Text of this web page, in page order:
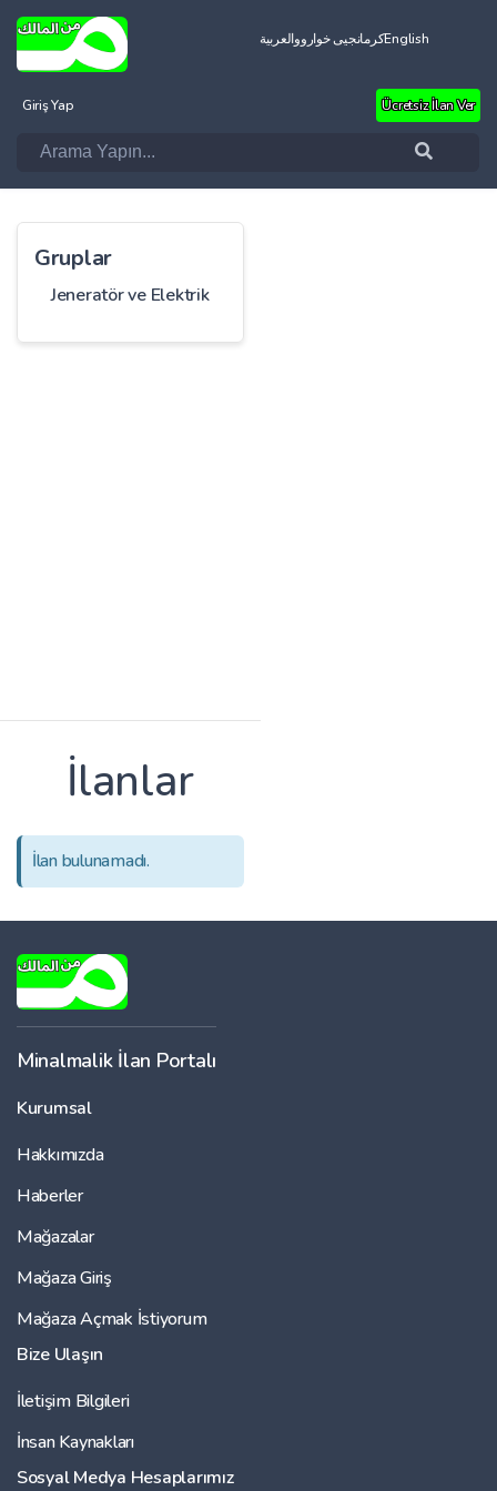
العربيةکرمانجیی خوارووEnglish
Giriş Yap Ücretsiz İlan Ver
Gruplar
Jeneratör ve Elektrik
İlanlar
İlan bulunamadı.
Minalmalik İlan Portalı
Kurumsal
Hakkımızda
Haberler
Mağazalar
Mağaza Giriş
Mağaza Açmak İstiyorum
Bize Ulaşın
İletişim Bilgileri
İnsan Kaynakları
Sosyal Medya Hesaplarımız